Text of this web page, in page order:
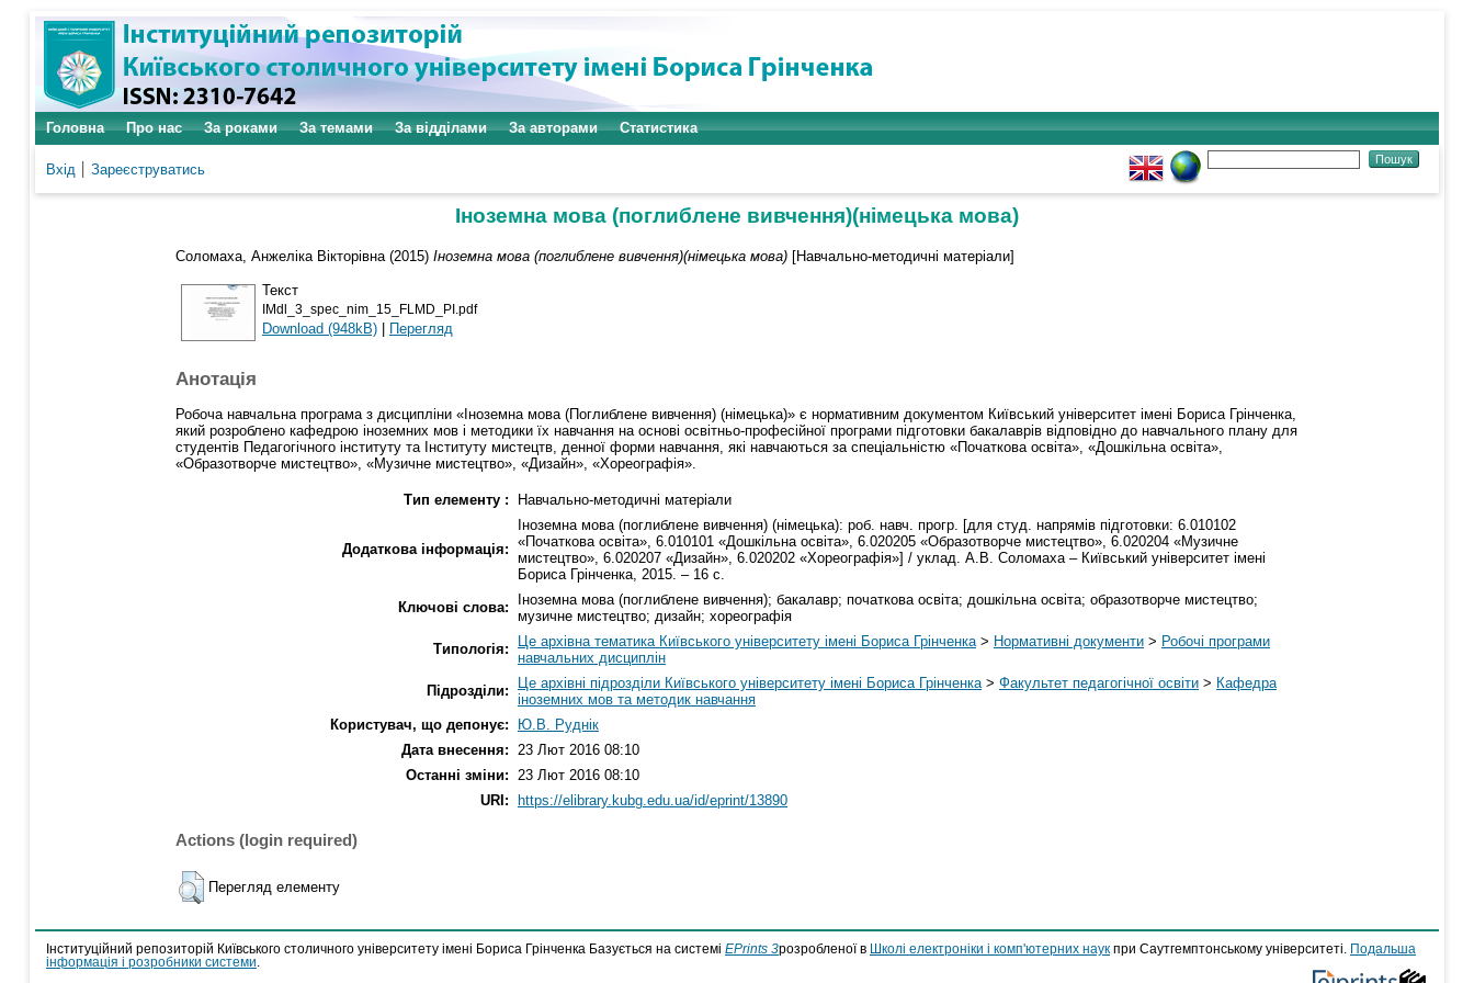
Головна Про нас За роками За темами За відділами За авторами Статистика
Вхід Зареєструватись
Іноземна мова (поглиблене вивчення)(німецька мова)
Соломаха, Анжеліка Вікторівна (2015) Іноземна мова (поглиблене вивчення)(німецька мова) [Навчально-методичні матеріали]
Текст
IMdl_3_spec_nim_15_FLMD_PI.pdf
Download (948kB) | Перегляд
Анотація
Робоча навчальна програма з дисципліни «Іноземна мова (Поглиблене вивчення) (німецька)» є нормативним документом Київський університет імені Бориса Грінченка,
який розроблено кафедрою іноземних мов і методики їх навчання на основі освітньо-професійної програми підготовки бакалаврів відповідно до навчального плану для
студентів Педагогічного інституту та Інституту мистецтв, денної форми навчання, які навчаються за спеціальністю «Початкова освіта», «Дошкільна освіта»,
«Образотворче мистецтво», «Музичне мистецтво», «Дизайн», «Хореографія».
Тип елементу : Навчально-методичні матеріали
Додаткова інформація:
Іноземна мова (поглиблене вивчення) (німецька): роб. навч. прогр. [для студ. напрямів підготовки: 6.010102
«Початкова освіта», 6.010101 «Дошкільна освіта», 6.020205 «Образотворче мистецтво», 6.020204 «Музичне
мистецтво», 6.020207 «Дизайн», 6.020202 «Хореографія»] / уклад. А.В. Соломаха – Київський університет імені
Бориса Грінченка, 2015. – 16 с.
Ключові слова:
Іноземна мова (поглиблене вивчення); бакалавр; початкова освіта; дошкільна освіта; образотворче мистецтво;
музичне мистецтво; дизайн; хореографія
Типологія:
Це архівна тематика Київського університету імені Бориса Грінченка > Нормативні документи > Робочі програми
навчальних дисциплін
Підрозділи:
Це архівні підрозділи Київського університету імені Бориса Грінченка > Факультет педагогічної освіти > Кафедра
іноземних мов та методик навчання
Користувач, що депонує:
Ю.В. Руднік
Дата внесення:
23 Лют 2016 08:10
Останні зміни:
23 Лют 2016 08:10
URI:
https://elibrary.kubg.edu.ua/id/eprint/13890
Actions (login required)
Перегляд елементу
Інституційний репозиторій Київського столичного університету імені Бориса Грінченка Базується на системі EPrints 3розробленої в Школі електроніки і комп'ютерних наук при Саутгемптонському університеті.
Подальша
інформація і розробники системи